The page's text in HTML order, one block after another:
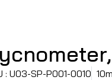
: U03-SP-P001-0010